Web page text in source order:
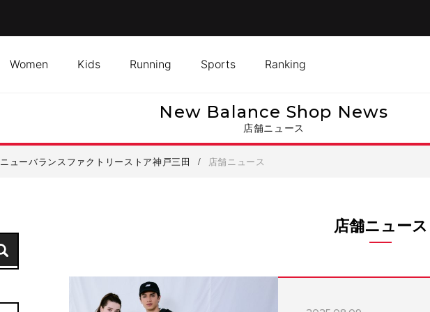
Women Kids Running Sports Ranking
New Balance Shop News
店舗ニュース
ニューバランスファクトリーストア神戸三田 / 店舗ニュース
店舗ニュース